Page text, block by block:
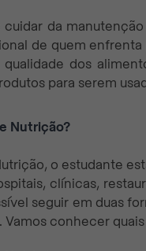
da
de quem
dos
para serem
Nutrição?
o estudante
clínicas,
seguir em duas
Vamos conhecer quais